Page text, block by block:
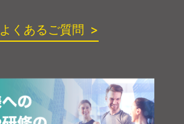
よくあるご質問 >